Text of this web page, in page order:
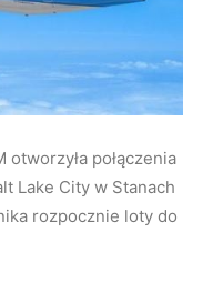
połączenia
Lake City w Stanach
rozpocznie loty do